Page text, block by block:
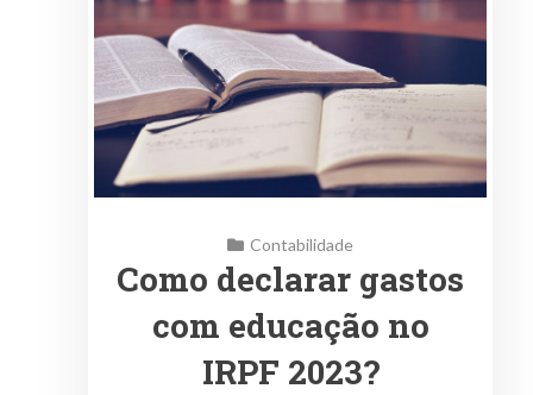
Contabilidade
Como declarar gastos
com educação no
IRPF 2023?